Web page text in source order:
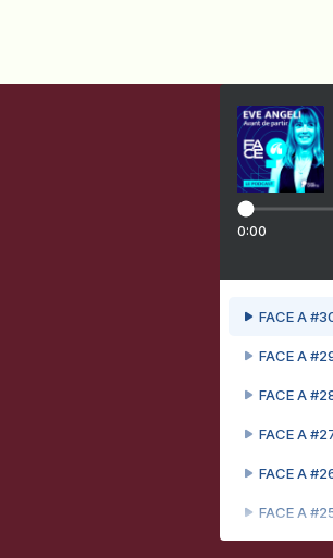
0:00
FACE A
FACE A
FACE A
FACE A
FACE A
FACE A